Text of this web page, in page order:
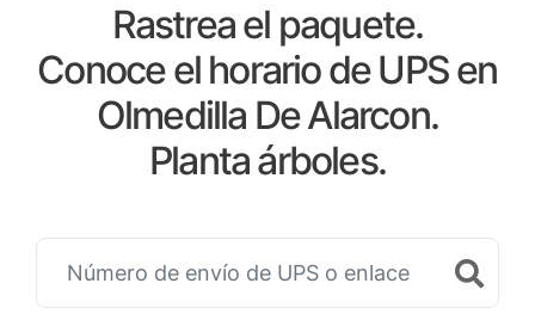
Rastrea el paquete.
Conoce el horario de UPS en
Olmedilla De Alarcon.
Planta árboles.